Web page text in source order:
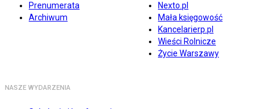
Prenumerata
Archiwum
Nexto.pl
Mała księgowość
Kancelarierp.pl
Wieści Rolnicze
Życie Warszawy
NASZE WYDARZENIA